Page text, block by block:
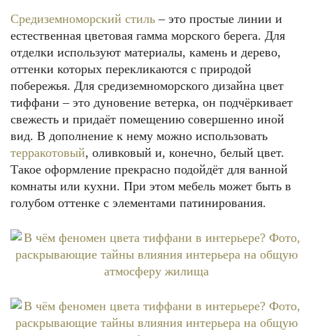
Средиземноморский стиль – это простые линии и
естественная цветовая гамма морского берега. Для
отделки используют материалы, камень и дерево,
оттенки которых перекликаются с природой
побережья. Для средиземноморского дизайна цвет
тиффани – это дуновение ветерка, он подчёркивает
свежесть и придаёт помещению совершенно иной
вид. В дополнение к нему можно использовать
терракотовый, оливковый и, конечно, белый цвет.
Такое оформление прекрасно подойдёт для ванной
комнаты или кухни. При этом мебель может быть в
голубом оттенке с элементами патинирования.